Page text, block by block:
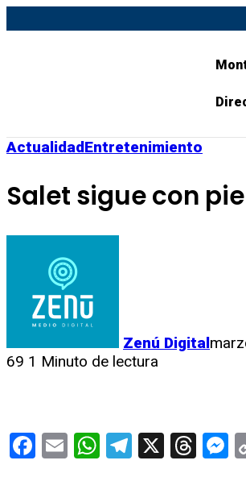
ActualidadEntretenimiento
Salet sigue con
Zenú Digital
69 1 Minuto de lectura
Facebook
EmailWhatsApp
Telegram
X